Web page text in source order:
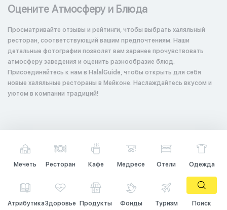
Оцените Атмосферу и Блюда
Просматривайте отзывы и рейтинги, чтобы выбрать халяльный
ресторан, соответствующий вашим предпочтениям. Наши
детальные фотографии позволят вам заранее прочувствовать
атмосферу заведения и оценить разнообразие блюд.
Присоединяйтесь к нам в HalalGuide, чтобы открыть для себя
новые халяльные рестораны в Мейконе. Наслаждайтесь вкусом и
уютом в компании традиций!
Мечеть Ресторан Кафе Медресе Отели Одежда
АтрибутикаЗдоровье Продукты Фонды Туризм Поиск